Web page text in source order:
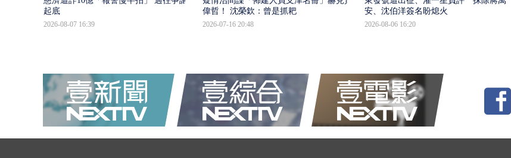
起底
2026-08-07 16:39
偉哲！ 沈榮欽：曾是抓耙
2026-07-16 20:48
安、沈伯洋簽名盼熄火
2026-08-06 16:20